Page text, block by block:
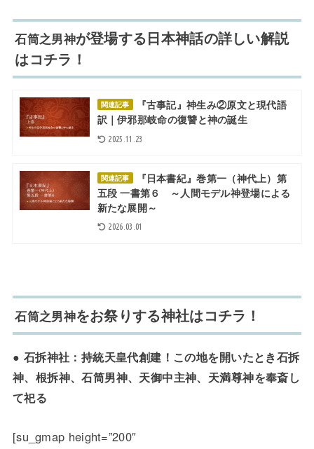
石筒之男神が登場する日本神話の詳しい解説
はコチラ！
関連記事
『古事記』神生み②原文と現代語
訳｜伊邪那岐命の復讐と神の誕生
2025.11.23
関連記事
『日本書紀』巻第一（神代上）第
五段 一書第６ ～人間モデル神登場による
新たな展開～
2026.03.01
石筒之男神をお祭りする神社はコチラ！
● 石拆神社：持統天皇代創建！この地を開いたとき石拆
神、根拆神、石筒男神、天御中主神、天満尊神を奉斎し
て祀る
[su_gmap height=”200″